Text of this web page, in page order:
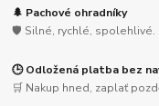
🌲 Pachové ohradníky
🛡️ Silné, rychlé, spolehlivé.
🕒 Odložená platba bez
🛒 Nakup hned, zaplať